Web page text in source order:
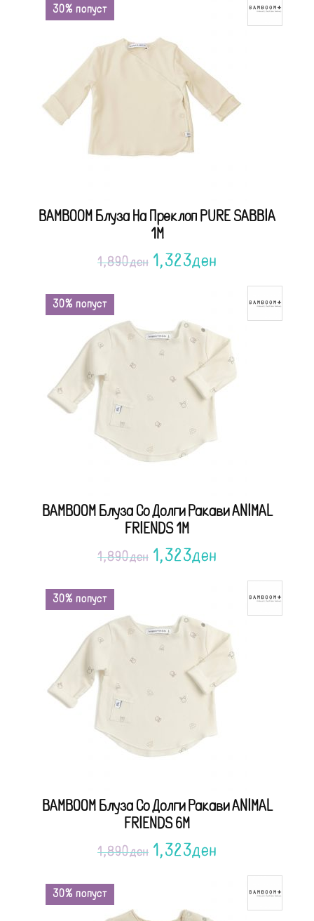
30% попуст
BAMBOOM Блуза На Преклоп PURE SABBIA
1M
1,890ден 1,323ден
30% попуст
BAMBOOM Блуза Со Долги Ракави ANIMAL
FRIENDS 1M
1,890ден 1,323ден
30% попуст
BAMBOOM Блуза Со Долги Ракави ANIMAL
FRIENDS 6M
1,890ден 1,323ден
30% попуст